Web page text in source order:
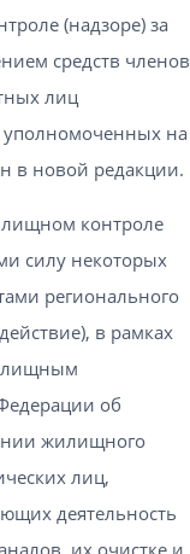
(надзоре) за
средств членов
лиц
уполномоченных на
в новой редакции.
контроле
силу некоторых
регионального
в рамках
об
жилищного
лиц,
деятельность
их очистке и